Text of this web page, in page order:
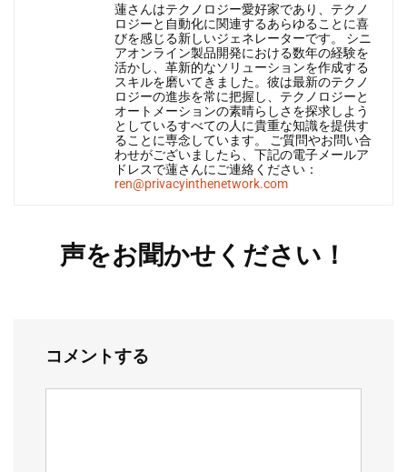
蓮さんはテクノロジー愛好家であり、テクノ
ロジーと自動化に関連するあらゆることに喜
びを感じる新しいジェネレーターです。 シニ
アオンライン製品開発における数年の経験を
活かし、革新的なソリューションを作成する
スキルを磨いてきました。彼は最新のテクノ
ロジーの進歩を常に把握し、テクノロジーと
オートメーションの素晴らしさを探求しよう
としているすべての人に貴重な知識を提供す
ることに専念しています。 ご質問やお問い合
わせがございましたら、下記の電子メールア
ドレスで蓮さんにご連絡ください：
ren@privacyinthenetwork.com
声をお聞かせください！
コメントする